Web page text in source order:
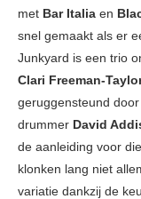
met Bar Italia en
snel gemaakt als er
Junkyard is een trio
Clari Freeman-
geruggensteund
drummer David
de aanleiding voor
klonken lang niet
variatie dankzij de